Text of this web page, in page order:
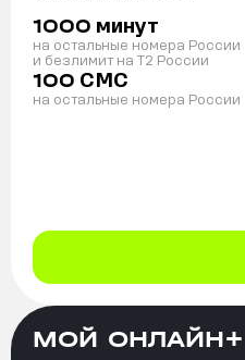
1000 минут
на остальные номера России
и безлимит на T2 России
100 СМС
на остальные номера России
МОЙ ОНЛАЙН+